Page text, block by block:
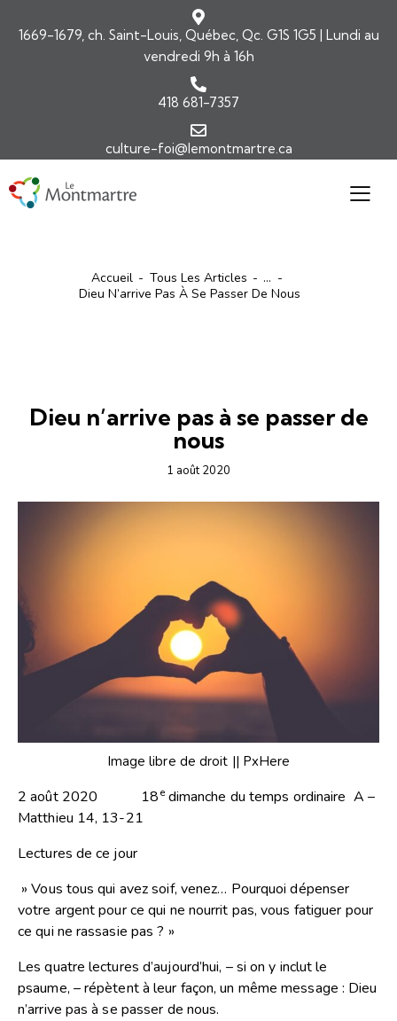
1669-1679, ch. Saint-Louis, Québec, Qc. G1S 1G5 | Lundi au
vendredi 9h à 16h
418 681-7357
culture-foi@lemontmartre.ca
Accueil Tous Les Articles
...
Dieu N’arrive Pas À Se Passer De Nous
Dieu n’arrive pas à se passer de
nous
1 août 2020
Image libre de droit || PxHere
2 août 2020 18edimanche du temps ordinaire A –
Matthieu 14, 13-21
Lectures de ce jour
» Vous tous qui avez soif, venez… Pourquoi dépenser
votre argent pour ce qui ne nourrit pas, vous fatiguer pour
ce qui ne rassasie pas ? »
Les quatre lectures d’aujourd’hui, – si on y inclut le
psaume, – répètent à leur façon, un même message : Dieu
n’arrive pas à se passer de nous.